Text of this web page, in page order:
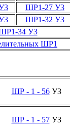
ШР1-27 У3
ШР1-32 У3
34 У3
ШР1
ШР - 1 - 56УЗ
ШР - 1 - 57УЗ